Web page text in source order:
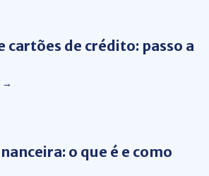
cartões de crédito: passo a
→
o que é e como